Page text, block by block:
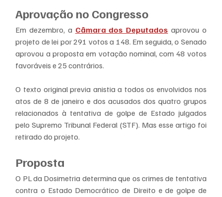
Aprovação no Congresso
Em dezembro, a Câmara dos Deputados aprovou o
projeto de lei por 291 votos a 148. Em seguida, o Senado
aprovou a proposta em votação nominal, com 48 votos
favoráveis e 25 contrários.
O texto original previa anistia a todos os envolvidos nos
atos de 8 de janeiro e dos acusados dos quatro grupos
relacionados à tentativa de golpe de Estado julgados
pelo Supremo Tribunal Federal (STF). Mas esse artigo foi
retirado do projeto.
Proposta
O PL da Dosimetria determina que os crimes de tentativa
contra o Estado Democrático de Direito e de golpe de